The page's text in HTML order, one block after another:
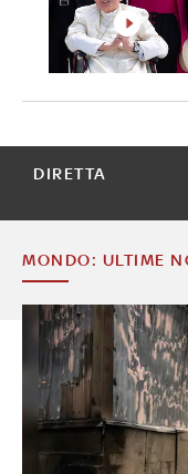
DIRETTA
MONDO: ULTIME